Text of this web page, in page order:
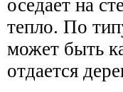
оседает на
тепло. По
может быть
отдается